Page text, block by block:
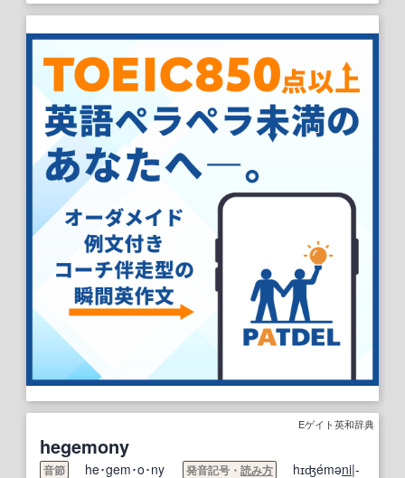
Eゲイト英和辞典
hegemony
音節 he･gem･o･ny 発音記号・ 読み方 hɪʤéməni|-